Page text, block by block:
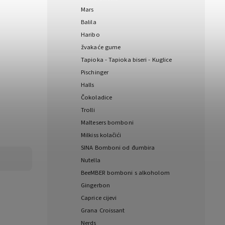
Mars
Balila
Haribo
žvakaće gume
Tapioka - Tapioka biseri - Kuglice
Pischinger
Halls
Čokoladice
Trolli
Maltesers bomboni
Milkiss kolačići
SINA Bomboni od đumbira
Nutella
BeeMBER bomboni s alkoholom
Gingerbon
Caprice cijevi
Grana Croissant
Nerds